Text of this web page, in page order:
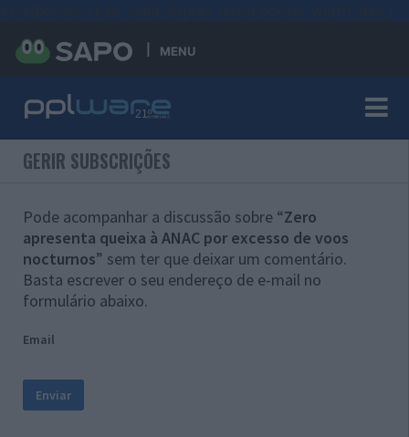
MENU
GERIR SUBSCRIÇÕES
Pode acompanhar a discussão sobre “Zero
apresenta queixa à ANAC por excesso de voos
nocturnos” sem ter que deixar um comentário.
Basta escrever o seu endereço de e-mail no
formulário abaixo.
Email